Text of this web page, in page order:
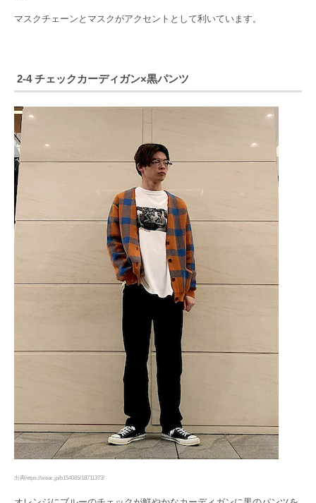
マスクチェーンとマスクがアクセントとして利いています。
2-4 チェックカーディガン×黒パンツ
出典https://wear.jp/b154085/18711373/